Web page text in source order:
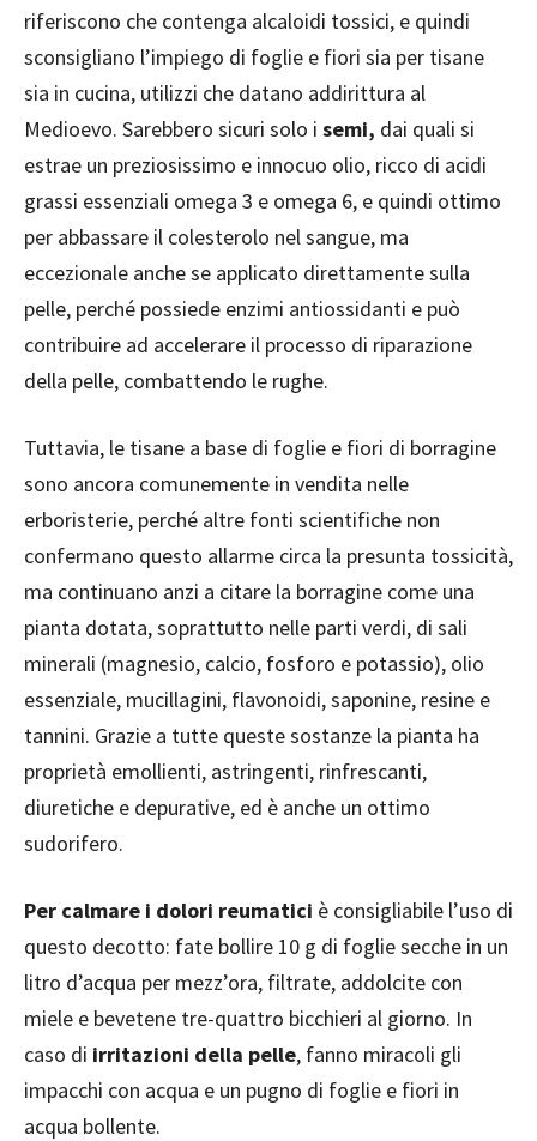
riferiscono che contenga alcaloidi tossici, e quindi
sconsigliano l’impiego di foglie e fiori sia per tisane
sia in cucina, utilizzi che datano addirittura al
Medioevo. Sarebbero sicuri solo i semi, dai quali si
estrae un preziosissimo e innocuo olio, ricco di acidi
grassi essenziali omega 3 e omega 6, e quindi ottimo
per abbassare il colesterolo nel sangue, ma
eccezionale anche se applicato direttamente sulla
pelle, perché possiede enzimi antiossidanti e può
contribuire ad accelerare il processo di riparazione
della pelle, combattendo le rughe.
Tuttavia, le tisane a base di foglie e fiori di borragine
sono ancora comunemente in vendita nelle
erboristerie, perché altre fonti scientifiche non
confermano questo allarme circa la presunta tossicità,
ma continuano anzi a citare la borragine come una
pianta dotata, soprattutto nelle parti verdi, di sali
minerali (magnesio, calcio, fosforo e potassio), olio
essenziale, mucillagini, flavonoidi, saponine, resine e
tannini. Grazie a tutte queste sostanze la pianta ha
proprietà emollienti, astringenti, rinfrescanti,
diuretiche e depurative, ed è anche un ottimo
sudorifero.
Per calmare i dolori reumatici è consigliabile l’uso di
questo decotto: fate bollire 10 g di foglie secche in un
litro d’acqua per mezz’ora, filtrate, addolcite con
miele e bevetene tre-quattro bicchieri al giorno. In
caso di irritazioni della pelle, fanno miracoli gli
impacchi con acqua e un pugno di foglie e fiori in
acqua bollente.